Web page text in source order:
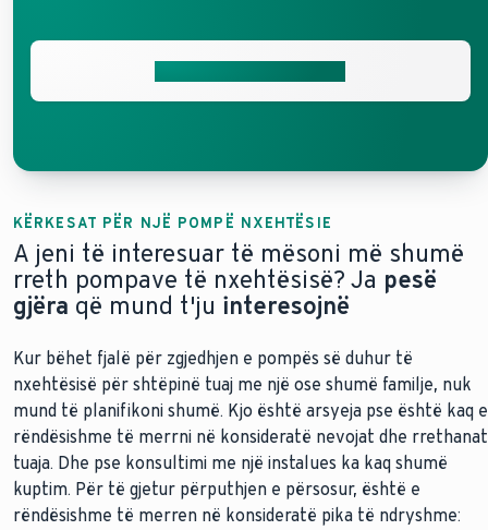
KËRKESAT PËR NJË POMPË NXEHTËSIE
A jeni të interesuar të mësoni më shumë
rreth pompave të nxehtësisë? Ja pesë
gjëra që mund t'ju interesojnë
Kur bëhet fjalë për zgjedhjen e pompës së duhur të
nxehtësisë për shtëpinë tuaj me një ose shumë familje, nuk
mund të planifikoni shumë. Kjo është arsyeja pse është kaq e
rëndësishme të merrni në konsideratë nevojat dhe rrethanat
tuaja. Dhe pse konsultimi me një instalues ka kaq shumë
kuptim. Për të gjetur përputhjen e përsosur, është e
rëndësishme të merren në konsideratë pika të ndryshme: